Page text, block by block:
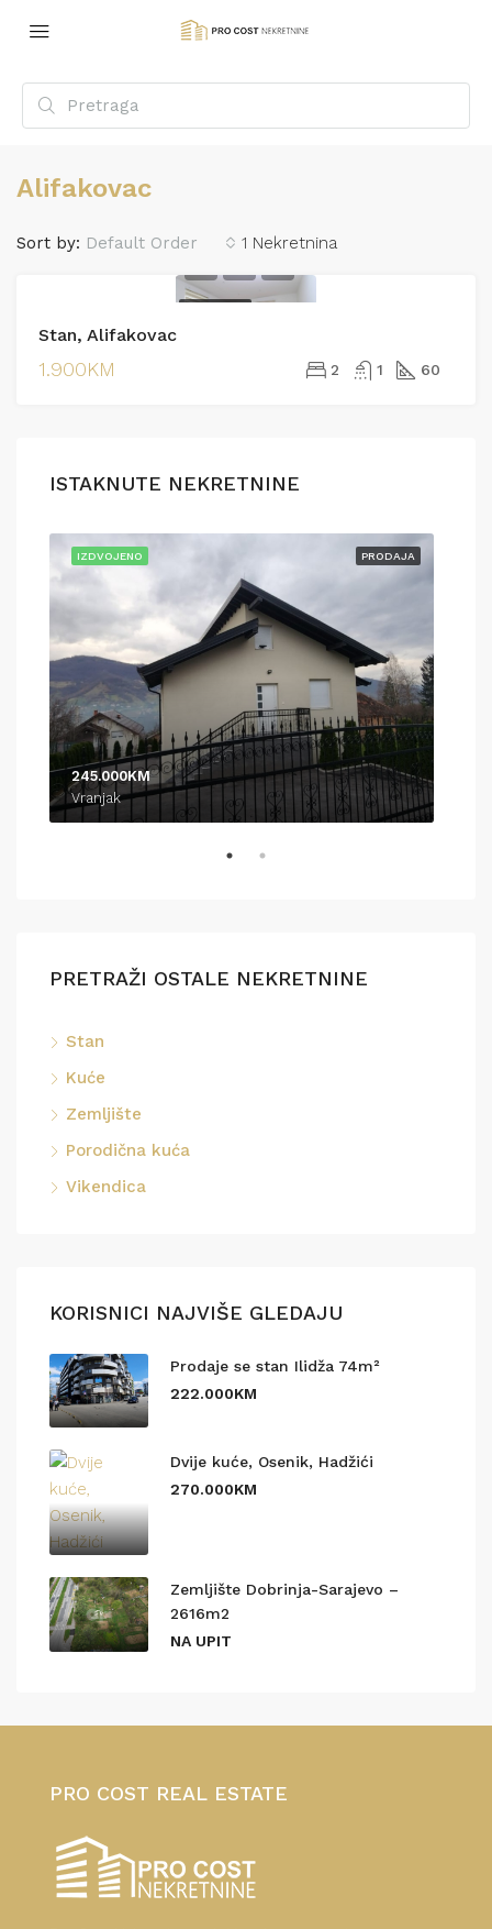
Alifakovac
1 Nekretnina
Sort by: Default Order
Stan, Alifakovac
1.900KM 2 1 60
ISTAKNUTE NEKRETNINE
PRODAJA
IZDVOJENO
245.000KM
Vranjak
PRETRAŽI OSTALE NEKRETNINE
Stan
Kuće
Zemljište
Porodična kuća
Vikendica
KORISNICI NAJVIŠE GLEDAJU
Prodaje se stan Ilidža 74m²
222.000KM
Dvije kuće, Osenik, Hadžići
270.000KM
Zemljište Dobrinja-Sarajevo –
2616m2
NA UPIT
PRO COST REAL ESTATE